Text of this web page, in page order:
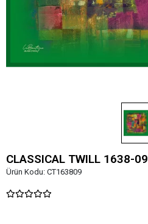
CLASSICAL TWILL 1638-09
Ürün Kodu: CT163809